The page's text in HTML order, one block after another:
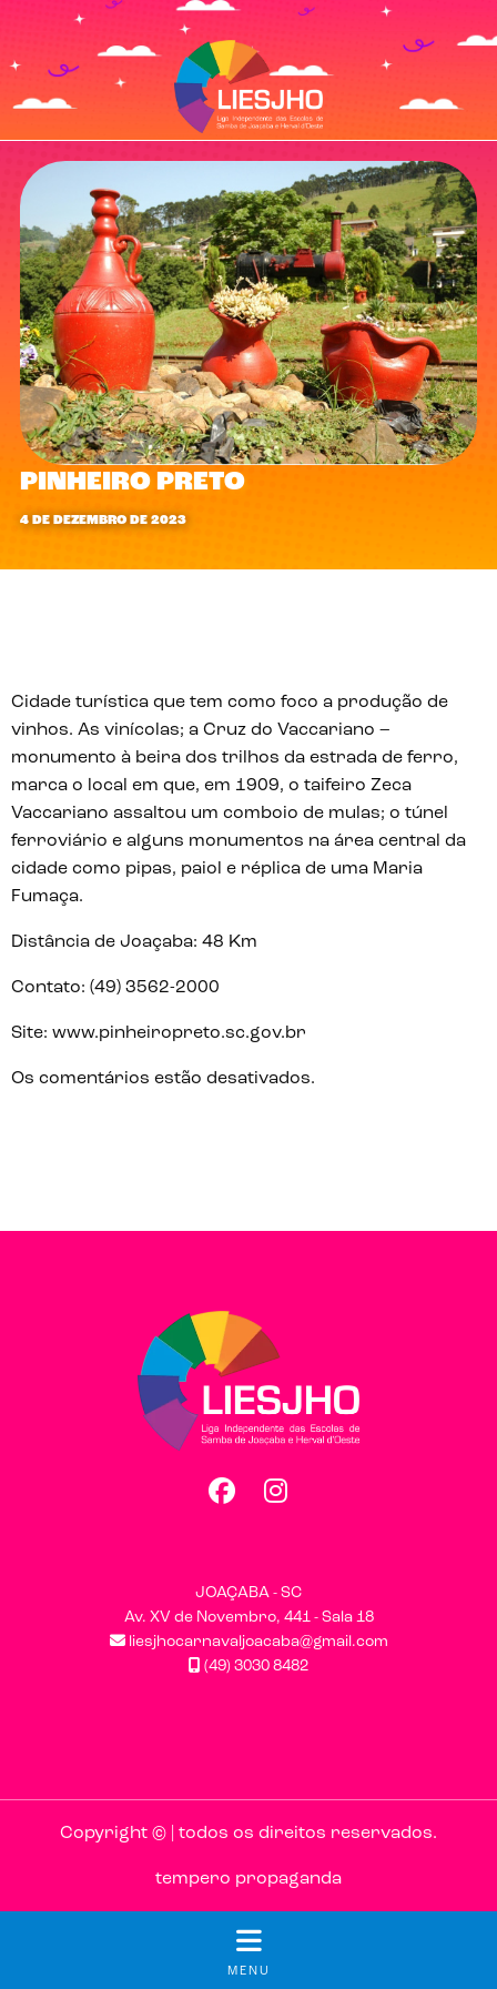
PINHEIRO PRETO
4 DE DEZEMBRO DE 2023
Cidade turística que tem como foco a produção de
vinhos. As vinícolas; a Cruz do Vaccariano –
monumento à beira dos trilhos da estrada de ferro,
marca o local em que, em 1909, o taifeiro Zeca
Vaccariano assaltou um comboio de mulas; o túnel
ferroviário e alguns monumentos na área central da
cidade como pipas, paiol e réplica de uma Maria
Fumaça.
Distância de Joaçaba: 48 Km
Contato: (49) 3562-2000
Site: www.pinheiropreto.sc.gov.br
Os comentários estão desativados.
Instagram
JOAÇABA - SC
Av. XV de Novembro, 441 - Sala 18
liesjhocarnavaljoacaba@gmail.com
(49) 3030 8482
Copyright © | todos os direitos reservados.
tempero propaganda
MENU